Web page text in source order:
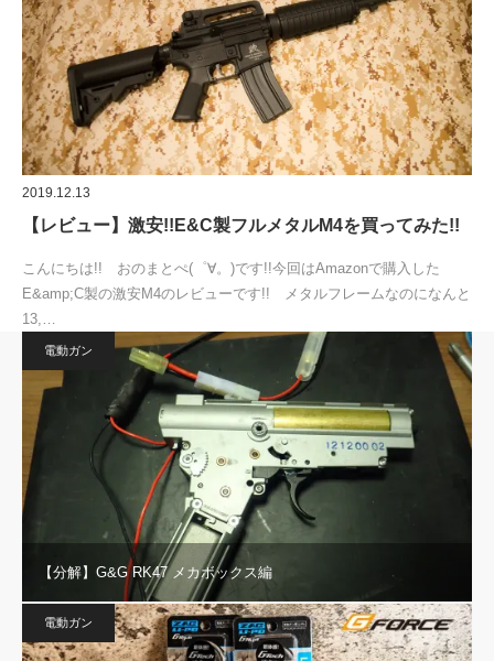
2019.12.13
【レビュー】激安!!E&C製フルメタルM4を買ってみた!!
こんにちは!! おのまとぺ(゜∀。)です!!今回はAmazonで購入した
E&amp;C製の激安M4のレビューです!! メタルフレームなのになんと
13,…
電動ガン
【分解】G&G RK47 メカボックス編
電動ガン